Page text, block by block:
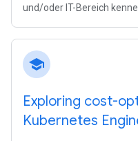
und/oder IT-Bereich
school
Exploring cost-
Kubernetes